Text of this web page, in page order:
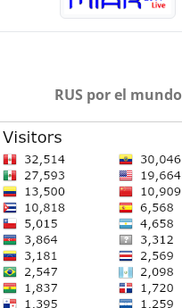
RUS por el mundo